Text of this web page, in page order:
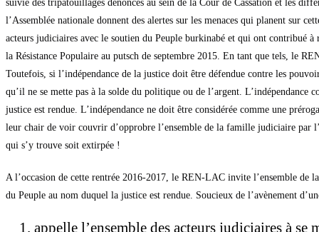
suivie des tripatouillages dénoncés au sein de la Cour de Cassation et les
l’Assemblée nationale donnent des alertes sur les menaces qui planent sur
acteurs judiciaires avec le soutien du Peuple burkinabé et qui ont contribué
la Résistance Populaire au putsch de septembre 2015. En tant que tels, le
Toutefois, si l’indépendance de la justice doit être défendue contre les
qu’il ne se mette pas à la solde du politique ou de l’argent. L’indépendance
justice est rendue. L’indépendance ne doit être considérée comme une
leur chair de voir couvrir d’opprobre l’ensemble de la famille judiciaire par
qui s’y trouve soit extirpée !
A l’occasion de cette rentrée 2016-2017, le REN-LAC invite l’ensemble
du Peuple au nom duquel la justice est rendue. Soucieux de l’avènement
appelle l’ensemble des acteurs judiciaires à